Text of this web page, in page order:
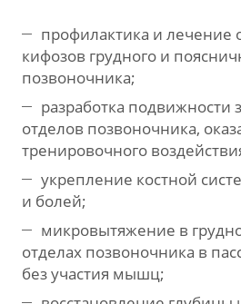
профилактика и лечение
кифозов грудного и
позвоночника;
разработка подвижности
отделов позвоночника,
тренировочного
укрепление костной
и болей;
микровытяжение в
отделах позвоночника в
без участия мышц;